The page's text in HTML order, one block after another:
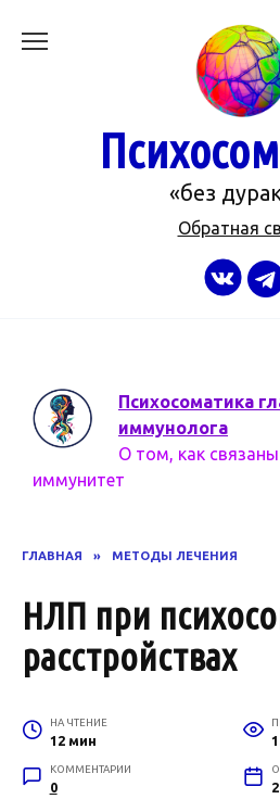
«без
Обратная
Психосоматика
иммунолога
О том, как
иммунитет
ГЛАВНАЯ » МЕТОДЫ ЛЕЧЕНИЯ
НЛП при
расстройствах
НА ЧТЕНИЕ
12 мин
КОММЕНТАРИИ
0